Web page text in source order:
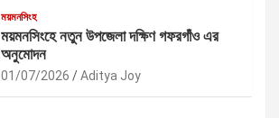
ময়মনসিংহ
ময়মনসিংহে নতুন উপজেলা দক্ষিণ গফরগাঁও এর
অনুমোদন
01/07/2026 Aditya Joy